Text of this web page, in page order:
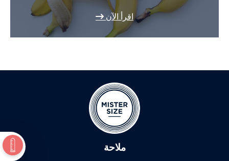
اقرأ الآن
ملاحة